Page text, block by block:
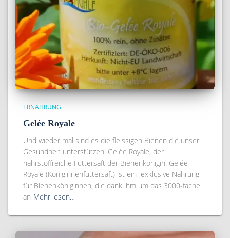
ERNÄHRUNG
Gelée Royale
Und wieder mal sind es die fleissigen Bienen die unser
Gesundheit unterstützen. Gelée Royale, der
nährstoffreiche Futtersaft der Bienenkönigin. Gelée
Royale (Königinnenfuttersaft) ist ein exklusive Nahrung
für Bienenköniginnen, die dank ihm um das 3000-fache
an Mehr lesen…